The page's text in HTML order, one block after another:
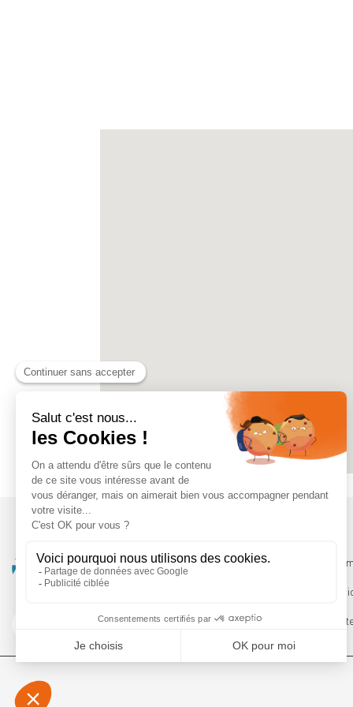
Qui
Les
Le